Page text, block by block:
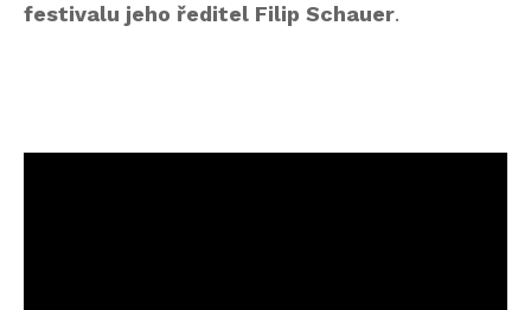
festivalu jeho ředitel Filip Schauer.